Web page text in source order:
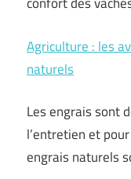
Agriculture : les
naturels
Les engrais sont
l’entretien et
engrais naturels